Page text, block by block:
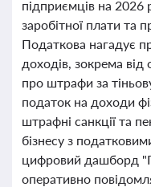
підприємців на 2026
заробітної плати та
Податкова нагадує
доходів, зокрема
про штрафи за
податок на доходи
штрафні санкції та
бізнесу з
цифровий дашборд
оперативно